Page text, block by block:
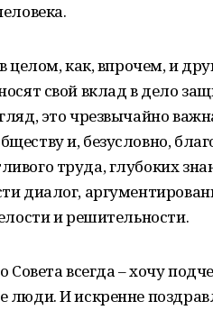
целом, как, впрочем, и
свой вклад в дело
это чрезвычайно
и, безусловно,
труда, глубоких
диалог,
и решительности.
Совета всегда – хочу
люди. И искренне